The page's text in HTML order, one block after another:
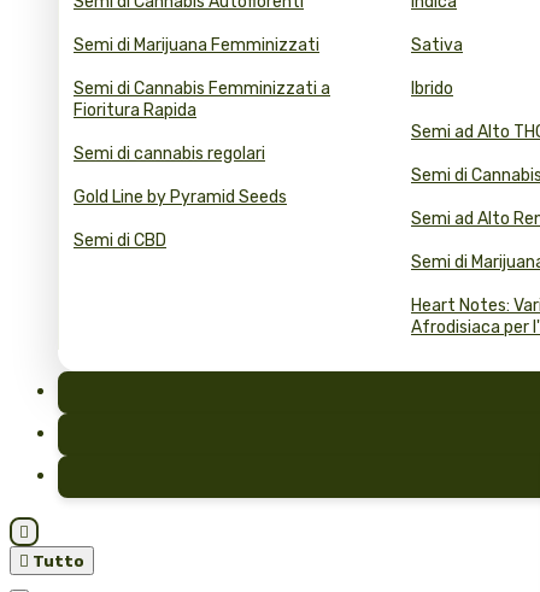
Semi di Marijuana Femminizzati
Semi di Cannabis Femminizzati a
Fioritura Rapida
Semi di cannabis regolari
Gold Line by Pyramid Seeds
Semi di CBD
Sativa
Ibrido
Semi ad Alto
Semi di
Semi ad Alto
Semi di
Heart Notes:
Afrodisiaca per

 Tutto